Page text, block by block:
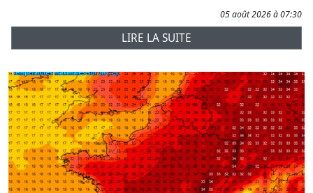
05 août 2026 à 07:30
LIRE LA SUITE